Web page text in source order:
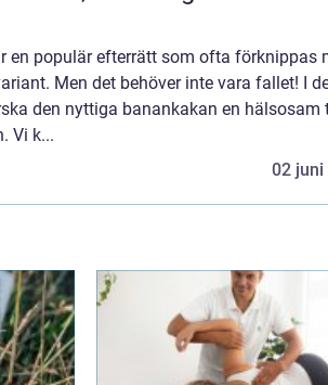
en populär efterrätt som ofta förknippas
Men det behöver inte vara fallet! I
den nyttiga banankakan en hälsosam
Vi k...
02 juni